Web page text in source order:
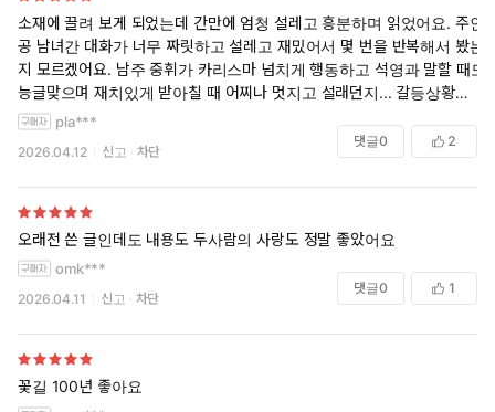
소재에 끌려 보게 되었는데 간만에 엄청 설레고 흥분하며 읽었어요. 주인
공 남녀간 대화가 너무 짜릿하고 설레고 재밌어서 몇 번을 반복해서 봤는
지 모르겠어요. 남주 중휘가 카리스마 넘치게 행동하고 석영과 말할 때도
능글맞으며 재치있게 받아칠 때 어찌나 멋지고 설래던지... 갈등상황까지
정말 최고로 좋았습니다.
pla***
2026.04.12 신고 차단
댓글0 2
오래전 쓴 글인데도 내용도 두사람의 사랑도 정말 좋았어요
omk***
2026.04.11 신고 차단
댓글0 1
꽃길 100년 좋아요